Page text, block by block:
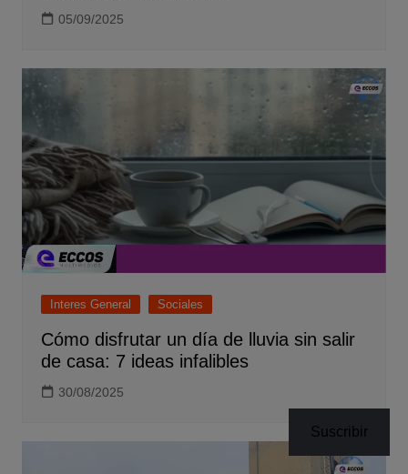
05/09/2025
Interes General Sociales
Cómo disfrutar un día de lluvia sin salir
de casa: 7 ideas infalibles
30/08/2025
Suscribir